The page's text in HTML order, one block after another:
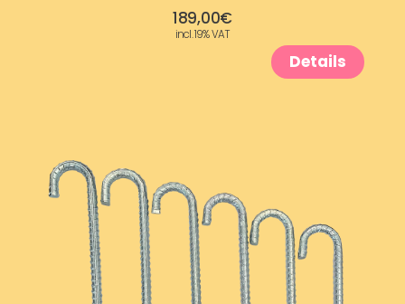
189,00€
incl. 19% VAT
Details